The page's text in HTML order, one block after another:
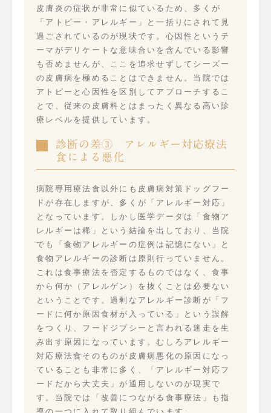
皮膚炎の症状が非常に似ているため、多くが
「アトピー・アレルギー」と一括りにされて見
過ごされているのが現状です。心因性というテ
ーマがデリケートな意味合いを含んでいる影響
も否めませんが、ここを追求せずしてシーズー
の皮膚病を極めることはできません。当院では
アトピーと心因性を区別してアプローチするこ
とで、従来の皮膚科とはまったく異なる高い診
療レベルを提供しています。
診断の差③ アレルギー対応療法
食による悪化
病院専用療法食以外にも皮膚病対策ドッグフー
ドが存在しますが、多くが「アレルギー対応」
となっています。しかし医学データは「食物ア
レルギーは稀」という結論を出しており、当院
でも「食物アレルギーの症例は記憶にない」と
食物アレルギーの診断は原則行っていません。
これは食事療法を否定するものではなく、食事
から何か（アレルゲン）を抜くことは必要ない
ということです。過剰なアレルギー診断が「フ
ードに何か原因食材が入っている」という誤解
をつくり、フードジプシーと言われる迷走を生
み出す原因になっています。むしろアレルギー
対応療法食そのものが皮膚病悪化の原因になっ
ていることも非常に多く、「アレルギー対応フ
ードだから大丈夫」が通用しないのが現実で
す。当院では「改善につながる食事療法」も指